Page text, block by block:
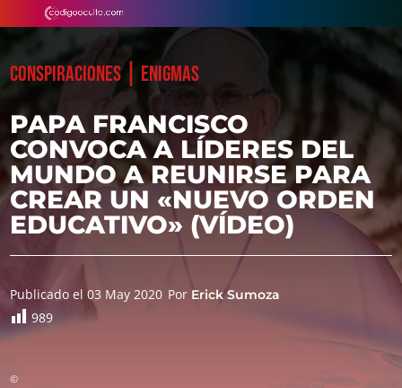
CONSPIRACIONES| ENIGMAS
PAPA FRANCISCO
CONVOCA A LÍDERES DEL
MUNDO A REUNIRSE PARA
CREAR UN «NUEVO ORDEN
EDUCATIVO» (VÍDEO)
Publicado el 03 May 2020 Por Erick Sumoza
989
©